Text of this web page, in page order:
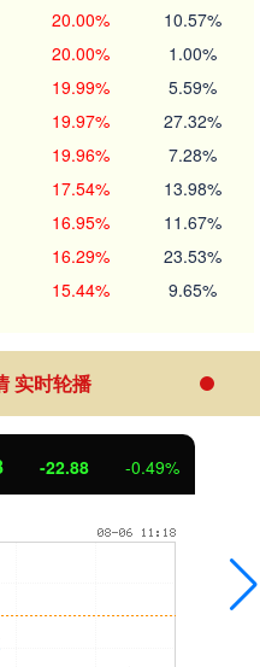
20.00% 10.57%
20.00% 1.00%
19.99% 5.59%
19.97% 27.32%
19.96% 7.28%
17.54% 13.98%
16.95% 11.67%
16.29% 23.53%
15.44% 9.65%
实时轮播
-3.73 -0.33%